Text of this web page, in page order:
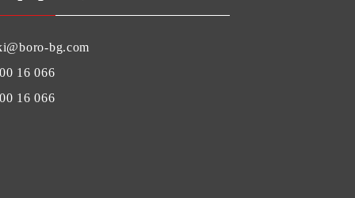
bg.com
16 066
16 066